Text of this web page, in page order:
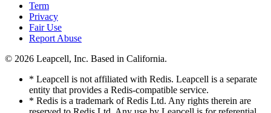
Term
Privacy
Fair Use
Report Abuse
© 2026 Leapcell, Inc. Based in California.
* Leapcell is not affiliated with Redis. Leapcell is a separate
entity that provides a Redis-compatible service.
* Redis is a trademark of Redis Ltd. Any rights therein are